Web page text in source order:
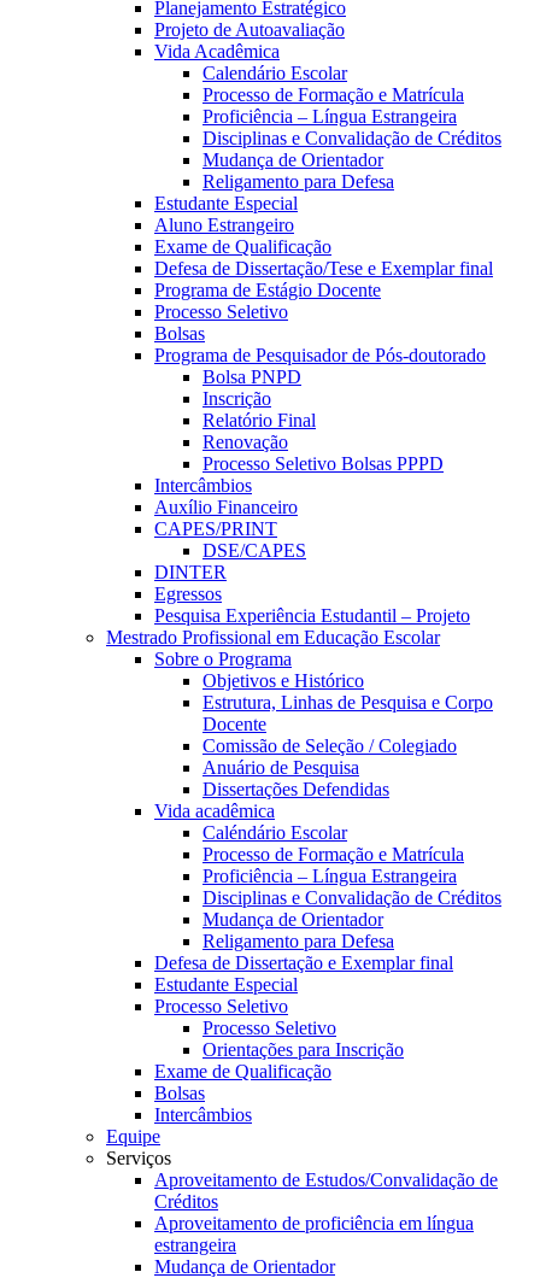
Planejamento Estratégico
Projeto de Autoavaliação
Vida Acadêmica
Calendário Escolar
Processo de Formação e Matrícula
Proficiência – Língua Estrangeira
Disciplinas e Convalidação de Créditos
Mudança de Orientador
Religamento para Defesa
Estudante Especial
Aluno Estrangeiro
Exame de Qualificação
Defesa de Dissertação/Tese e Exemplar final
Programa de Estágio Docente
Processo Seletivo
Bolsas
Programa de Pesquisador de Pós-doutorado
Bolsa PNPD
Inscrição
Relatório Final
Renovação
Processo Seletivo Bolsas PPPD
Intercâmbios
Auxílio Financeiro
CAPES/PRINT
DSE/CAPES
DINTER
Egressos
Pesquisa Experiência Estudantil – Projeto
Mestrado Profissional em Educação Escolar
Sobre o Programa
Objetivos e Histórico
Estrutura, Linhas de Pesquisa e Corpo
Docente
Comissão de Seleção / Colegiado
Anuário de Pesquisa
Dissertações Defendidas
Vida acadêmica
Caléndário Escolar
Processo de Formação e Matrícula
Proficiência – Língua Estrangeira
Disciplinas e Convalidação de Créditos
Mudança de Orientador
Religamento para Defesa
Defesa de Dissertação e Exemplar final
Estudante Especial
Processo Seletivo
Processo Seletivo
Orientações para Inscrição
Exame de Qualificação
Bolsas
Intercâmbios
Equipe
Serviços
Aproveitamento de Estudos/Convalidação de
Créditos
Aproveitamento de proficiência em língua
estrangeira
Mudança de Orientador